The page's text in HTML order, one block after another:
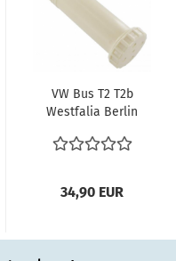
VW Bus T2 T2b
Westfalia Berlin
Helsinki Westy...
34,90 EUR